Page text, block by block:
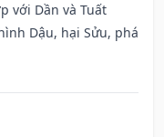
với Dần và Tuất
Dậu, hại Sửu, phá